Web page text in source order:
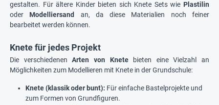
gestalten. Für ältere Kinder bieten sich Knete Sets wie Plastilin
oder Modelliersand
an, da diese Materialien noch feiner
bearbeitet werden können.
Knete für jedes Projekt
Die verschiedenenArten von Knetebieten eine Vielzahl an
Möglichkeiten zum Modellieren mit Knete in der Grundschule:
Knete (klassik oder bunt): Für einfache Bastelprojekte und
zum Formen von Grundfiguren.